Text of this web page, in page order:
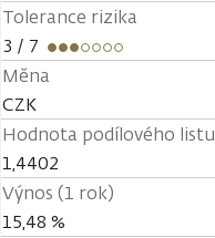
Tolerance rizika
3 / 7
Měna
CZK
Hodnota podílového listu
1,4402
Výnos (1 rok)
15,48 %